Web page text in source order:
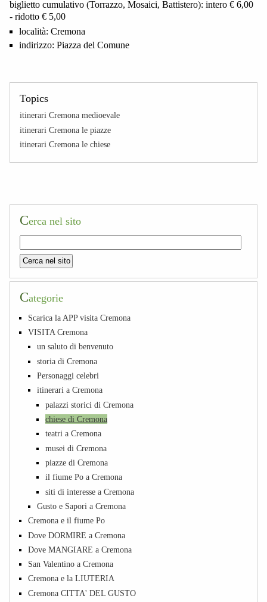
biglietto cumulativo (Torrazzo, Mosaici, Battistero): intero € 6,00
- ridotto € 5,00
località: Cremona
indirizzo: Piazza del Comune
Topics
itinerari Cremona medioevale
itinerari Cremona le piazze
itinerari Cremona le chiese
Cerca nel sito
Categorie
Scarica la APP visita Cremona
VISITA Cremona
un saluto di benvenuto
storia di Cremona
Personaggi celebri
itinerari a Cremona
palazzi storici di Cremona
chiese di Cremona
teatri a Cremona
musei di Cremona
piazze di Cremona
il fiume Po a Cremona
siti di interesse a Cremona
Gusto e Sapori a Cremona
Cremona e il fiume Po
Dove DORMIRE a Cremona
Dove MANGIARE a Cremona
San Valentino a Cremona
Cremona e la LIUTERIA
Cremona CITTA' DEL GUSTO